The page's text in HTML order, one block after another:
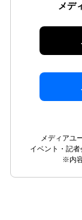
メデ
メディアユ
イベント・記者
※内